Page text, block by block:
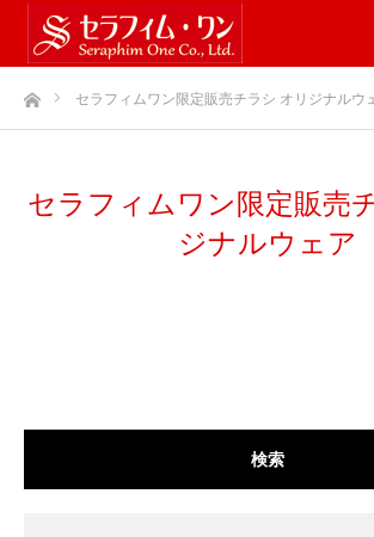
ホームセラフィムワン限定販売チラシ オリジナルウ
セラフィムワン限定販売
ジナルウェア
検索